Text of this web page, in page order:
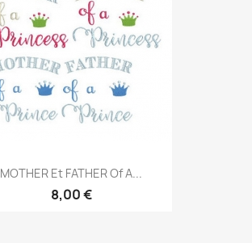
MOTHER Et FATHER Of A...
8,00 €